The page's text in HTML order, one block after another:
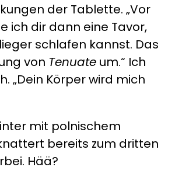
der Tablette. „Vor
ich dir dann eine Tavor,
schlafen kannst. Das
von Tenuate um.“ Ich
„Dein Körper wird mich
mit polnischem
bereits zum dritten
Hää?